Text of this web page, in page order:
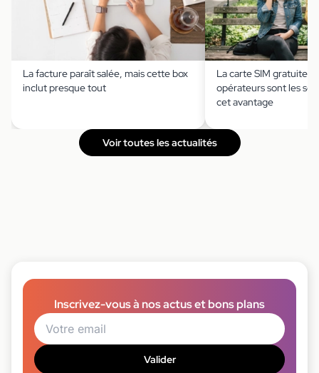
La facture paraît salée, mais cette box
inclut presque tout
La carte SIM gratuite ?
opérateurs sont les
cet avantage
Voir toutes les actualités
Inscrivez-vous à nos actus et bons plans
Valider